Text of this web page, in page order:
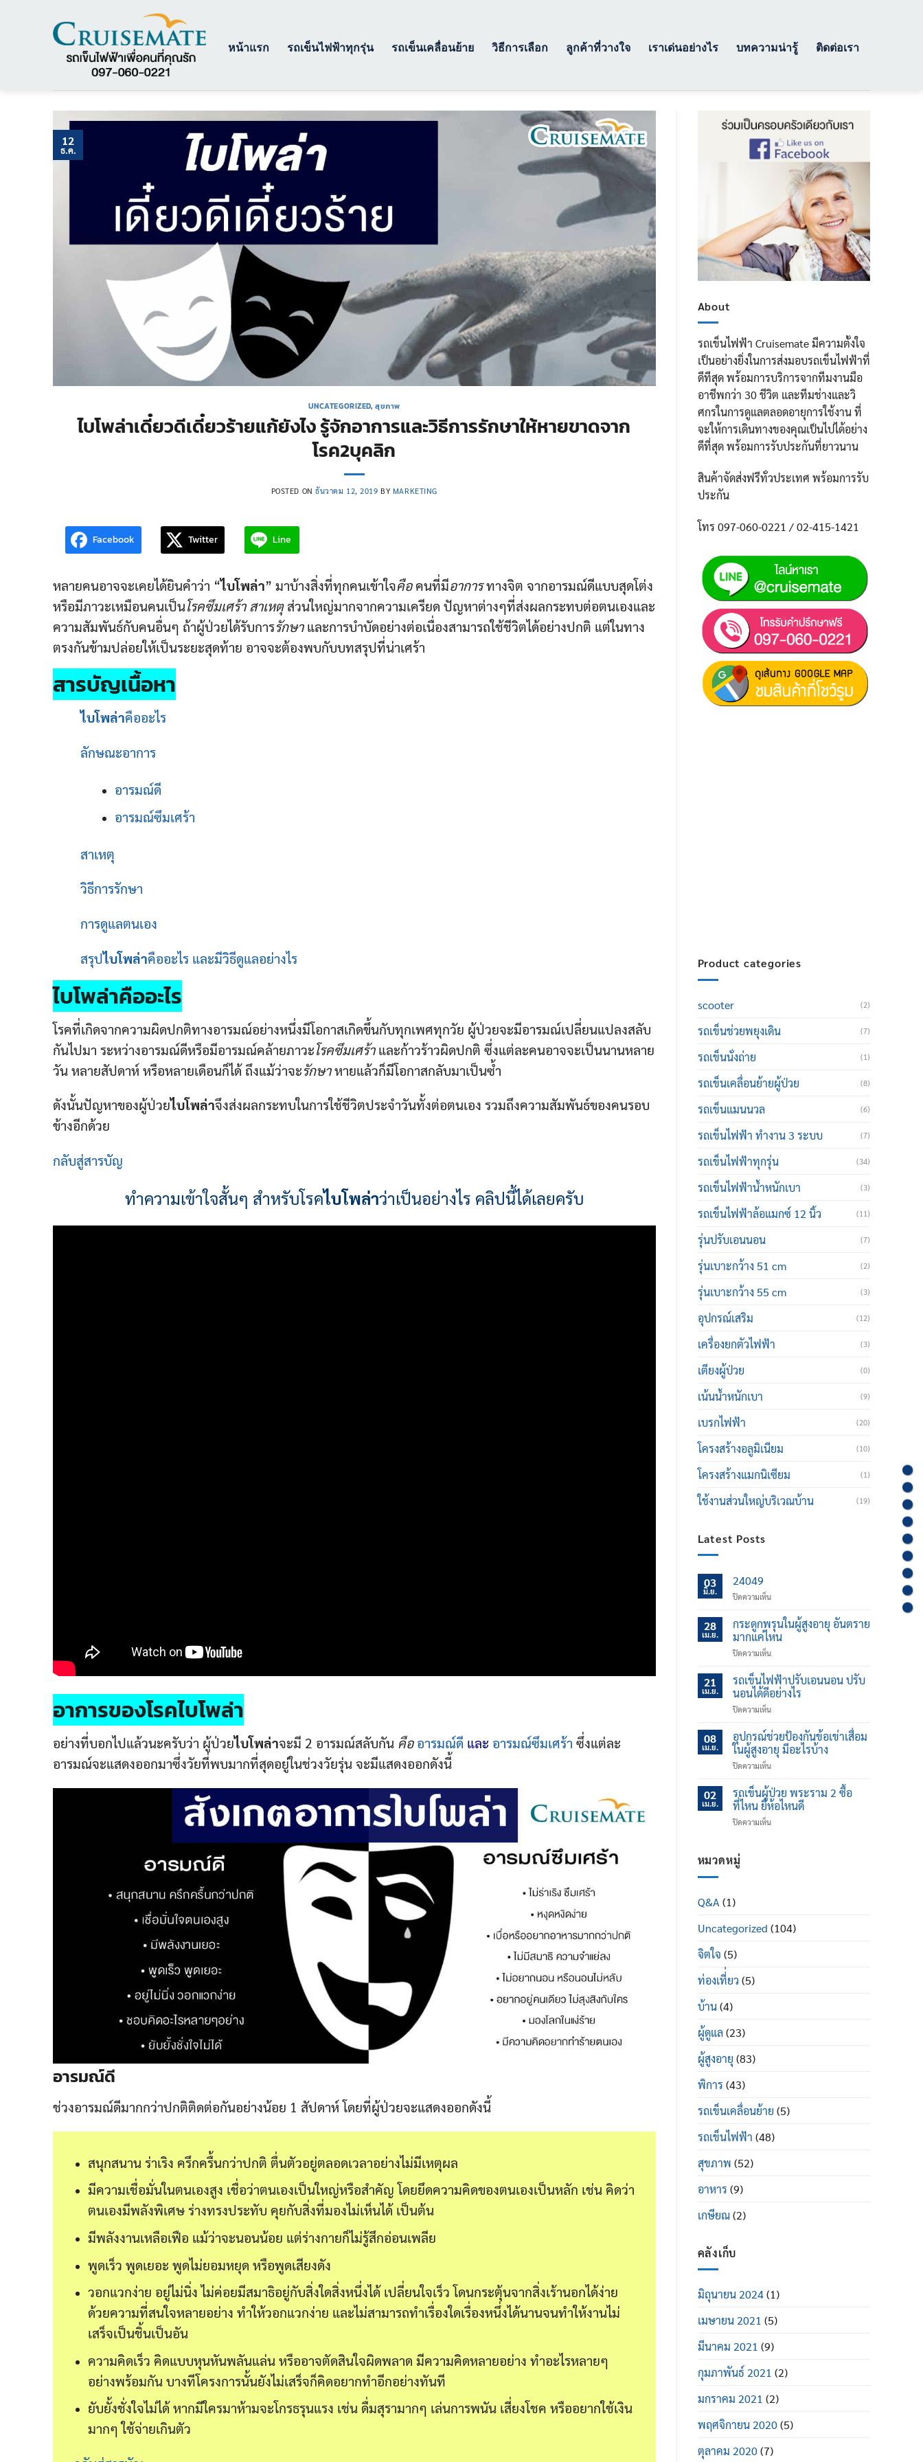
หน้าแรก รถเข็นไฟฟ้าทุกรุ่น รถเข็นเคลื่อนย้าย วิธีการเลือก ลูกค้าที่วางใจ เราเด่นอย่างไร บทความน่ารู้ ติดต่อเรา
12
ธ.ค.
UNCATEGORIZED,สุขภาพ
ไบโพล่าเดี๋ยวดีเดี๋ยวร้ายแก้ยังไง รู้จักอาการและวิธีการรักษาให้หายขาดจาก
โรค2บุคลิก
POSTED ONธันวาคม 12, 2019 BY MARKETING
Facebook Twitter Line
หลายคนอาจจะเคยได้ยินคำว่า “ไบโพล่า” มาบ้างสิ่งที่ทุกคนเข้าใจคือคนที่มีอาการทางจิต จากอารมณ์ดีแบบสุดโต่ง
หรือมีภาวะเหมือนคนเป็นโรคซึมเศร้า สาเหตุส่วนใหญ่มากจากความเครียด ปัญหาต่างๆที่ส่งผลกระทบต่อตนเองและ
ความสัมพันธ์กับคนอื่นๆ ถ้าผู้ป่วยได้รับการรักษา และการบำบัดอย่างต่อเนื่องสามารถใช้ชีวิตได้อย่างปกติ แต่ในทาง
ตรงกันข้ามปล่อยให้เป็นระยะสุดท้าย อาจจะต้องพบกับบทสรุปที่น่าเศร้า
สารบัญเนื้อหา
ไบโพล่าคืออะไร
ลักษณะอาการ
อารมณ์ดี
อารมณ์ซึมเศร้า
สาเหตุ
วิธีการรักษา
การดูแลตนเอง
สรุปไบโพล่าคืออะไร และมีวิธีดูแลอย่างไร
ไบโพล่าคืออะไร
โรคที่เกิดจากความผิดปกติทางอารมณ์อย่างหนึ่งมีโอกาสเกิดขึ้นกับทุกเพศทุกวัย ผู้ป่วยจะมีอารมณ์เปลี่ยนแปลงสลับ
กันไปมา ระหว่างอารมณ์ดีหรือมีอารมณ์คล้ายภาวะโรคซึมเศร้า และก้าวร้าวผิดปกติ ซึ่งแต่ละคนอาจจะเป็นนานหลาย
วัน หลายสัปดาห์ หรือหลายเดือนก็ได้ ถึงแม้ว่าจะรักษาหายแล้วก็มีโอกาสกลับมาเป็นซ้ำ
ดังนั้นปัญหาของผู้ป่วยไบโพล่าจึงส่งผลกระทบในการใช้ชีวิตประจำวันทั้งต่อตนเอง รวมถึงความสัมพันธ์ของคนรอบ
ข้างอีกด้วย
กลับสู่สารบัญ
ทำความเข้าใจสั้นๆ สำหรับโรคไบโพล่าว่าเป็นอย่างไร คลิปนี้ได้เลยครับ
อาการของโรคไบโพล่า
อย่างที่บอกไปแล้วนะครับว่า ผู้ป่วยไบโพล่าจะมี 2 อารมณ์สลับกัน คือ อารมณ์ดี และ อารมณ์ซึมเศร้า ซึ่งแต่ละ
อารมณ์จะแสดงออกมาซึ่งวัยที่พบมากที่สุดอยู่ในช่วงวัยรุ่น จะมีแสดงออกดังนี้
อารมณ์ดี
ช่วงอารมณ์ดีมากกว่าปกติติดต่อกันอย่างน้อย 1 สัปดาห์ โดยที่ผู้ป่วยจะแสดงออกดังนี้
สนุกสนาน ร่าเริง ครึกครื้นกว่าปกติ ตื่นตัวอยู่ตลอดเวลาอย่างไม่มีเหตุผล
มีความเชื่อมั่นในตนเองสูง เชื่อว่าตนเองเป็นใหญ่หรือสำคัญ โดยยึดความคิดของตนเองเป็นหลัก เช่น คิดว่า
ตนเองมีพลังพิเศษ ร่างทรงประทับ คุยกับสิ่งที่มองไม่เห็นได้ เป็นต้น
มีพลังงานเหลือเฟือ แม้ว่าจะนอนน้อย แต่ร่างกายก็ไม่รู้สึกอ่อนเพลีย
พูดเร็ว พูดเยอะ พูดไม่ยอมหยุด หรือพูดเสียงดัง
วอกแวกง่าย อยู่ไม่นิ่ง ไม่ค่อยมีสมาธิอยู่กับสิ่งใดสิ่งหนึ่งได้ เปลี่ยนใจเร็ว โดนกระตุ้นจากสิ่งเร้านอกได้ง่าย
ด้วยความที่สนใจหลายอย่าง ทำให้วอกแวกง่าย และไม่สามารถทำเรื่องใดเรื่องหนึ่งได้นานจนทำให้งานไม่
เสร็จเป็นชิ้นเป็นอัน
ความคิดเร็ว คิดแบบหุนหันพลันแล่น หรืออาจตัดสินใจผิดพลาด มีความคิดหลายอย่าง ทำอะไรหลายๆ
อย่างพร้อมกัน บางทีโครงการนั้นยังไม่เสร็จก็คิดอยากทำอีกอย่างทันที
ยับยั้งชั่งใจไม่ได้ หากมีใครมาห้ามจะโกรธรุนแรง เช่น ดื่มสุรามากๆ เล่นการพนัน เสี่ยงโชค หรืออยากใช้เงิน
มากๆ ใช้จ่ายเกินตัว
About
รถเข็นไฟฟ้า Cruisemate มีความตั้งใจ
เป็นอย่างยิ่งในการส่งมอบรถเข็นไฟฟ้าที่
ดีทีสุด พร้อมการบริการจากทีมงานมือ
อาชีพกว่า 30 ชีวิต และทีมช่างและวิ
ศกรในการดูแลตลอดอายุการใช้งาน ที่
จะให้การเดินทางของคุณเป็นไปได้อย่าง
ดีที่สุด พร้อมการรับประกันที่ยาวนาน
สินค้าจัดส่งฟรีทั่วประเทศ พร้อมการรับ
ประกัน
โทร 097-060-0221 / 02-415-1421
Product categories
scooter (2)
รถเข็นช่วยพยุงเดิน (7)
รถเข็นนั่งถ่าย (1)
รถเข็นเคลื่อนย้ายผู้ป่วย (8)
รถเข็นแมนนวล (6)
รถเข็นไฟฟ้า ทำงาน 3 ระบบ (7)
รถเข็นไฟฟ้าทุกรุ่น (34)
รถเข็นไฟฟ้าน้ำหนักเบา (3)
รถเข็นไฟฟ้าล้อแมกซ์ 12 นิ้ว (11)
รุ่นปรับเอนนอน (7)
รุ่นเบาะกว้าง 51 cm (2)
รุ่นเบาะกว้าง 55 cm (3)
อุปกรณ์เสริม (12)
เครื่องยกตัวไฟฟ้า (3)
เตียงผู้ป่วย (0)
เน้นน้ำหนักเบา (9)
เบรกไฟฟ้า (20)
โครงสร้างอลูมิเนียม (10)
โครงสร้างแมกนิเซียม (1)
ใช้งานส่วนใหญ่บริเวณบ้าน (19)
Latest Posts
03
มิ.ย.
24049
ปิดความเห็นบน
28
เม.ย.
กระดูกพรุนในผู้สูงอายุ อันตราย
มากแค่ไหน
ปิดความเห็นบน
พรุน
ใน
ผู้
สูง
อันตราย
มาก
แค่
ไหน
21
เม.ย.
รถเข็นไฟฟ้าปรับเอนนอน ปรับ
นอนได้ดีอย่างไร
ปิดความเห็นบน
เข็น
ไฟฟ้า
ปรับ
เอน
ปรับ
นอน
ดี
08
เม.ย.
อุปกรณ์ช่วยป้องกันข้อเข่าเสื่อม
ในผู้สูงอายุ มีอะไรบ้าง
ปิดความเห็นบน
ช่วย
ป้องกัน
ข้อ
เข่า
02
เม.ย.
รถเข็นผู้ป่วย พระราม 2 ซื้อ
ที่ไหน ยี่ห้อไหนดี
ปิดความเห็นบน
ยี่ห้อ
หมวดหมู่
Q&A (1)
Uncategorized (104)
จิตใจ (5)
ท่องเที่่ยว (5)
บ้าน(4)
ผู้ดูแล (23)
ผู้สูงอายุ (83)
พิการ (43)
รถเข็นเคลื่อนย้าย (5)
รถเข็นไฟฟ้า (48)
สุขภาพ (52)
อาหาร (9)
เกษียณ(2)
คลังเก็บ
มิถุนายน 2024(1)
เมษายน 2021 (5)
มีนาคม 2021 (9)
กุมภาพันธ์ 2021 (2)
มกราคม 2021 (2)
พฤศจิกายน 2020(5)
ตุลาคม 2020(7)